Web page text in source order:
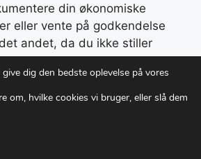
din økonomiske
eller vente på godkendelse
andet, da du ikke stiller
risikerer du ikke dine
af manglende betaling.
er små lån med kort
dig den bedste oplevelse på vores
om, hvilke cookies vi bruger, eller slå dem